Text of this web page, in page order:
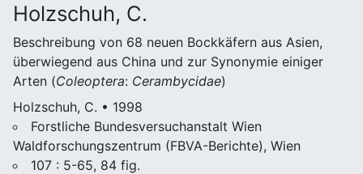
Holzschuh, C.
Beschreibung von 68 neuen Bockkäfern aus Asien,
überwiegend aus China und zur Synonymie einiger
Arten (Coleoptera: Cerambycidae)
Holzschuh, C. • 1998
Forstliche Bundesversuchanstalt Wien
Waldforschungszentrum (FBVA-Berichte), Wien
107 : 5-65, 84 fig.